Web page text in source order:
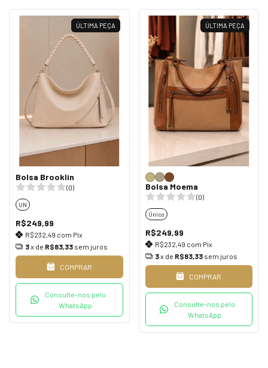
ÚLTIMA PEÇA
Bolsa Brooklin
(0)
UN
R$249,99
R$232,49 com Pix
3x de R$83,33 sem juros
COMPRAR
Consulte-nos pelo
WhatsApp
ÚLTIMA PEÇA
Bolsa Moema
(0)
Único
R$249,99
R$232,49 com Pix
3x de R$83,33 sem juros
COMPRAR
Consulte-nos pelo
WhatsApp